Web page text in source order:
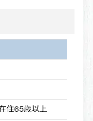
住65歳以上